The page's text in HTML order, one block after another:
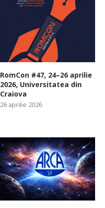
RomCon #47, 24–26 aprilie
2026, Universitatea din
Craiova
26 aprilie 2026